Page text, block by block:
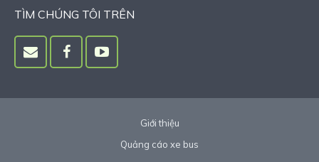
TÌM CHÚNG TÔI TRÊN
Giới thiệu
Quảng cáo xe bus